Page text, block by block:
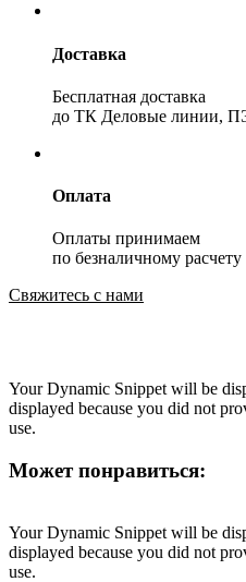
Доставка
Бесплатная доставка
до ТК Деловые линии,
Оплата
Оплаты принимаем
по безналичному расчету
Свяжитесь с нами
Your Dynamic Snippet will be
displayed because you did not
use.
Может понравиться:
Your Dynamic Snippet will be
displayed because you did not
use.